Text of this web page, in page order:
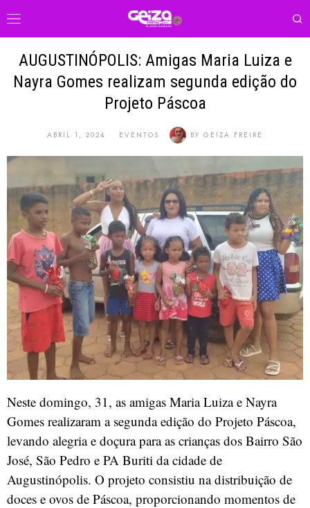
AUGUSTINÓPOLIS: Amigas Maria Luiza e
Nayra Gomes realizam segunda edição do
Projeto Páscoa
ABRIL 1, 2024 EVENTOS BY GEIZA FREIRE
Neste domingo, 31, as amigas Maria Luiza e Nayra
Gomes realizaram a segunda edição do Projeto Páscoa,
levando alegria e doçura para as crianças dos Bairro São
José, São Pedro e PA Buriti da cidade de
Augustinópolis. O projeto consistiu na distribuição de
doces e ovos de Páscoa, proporcionando momentos de